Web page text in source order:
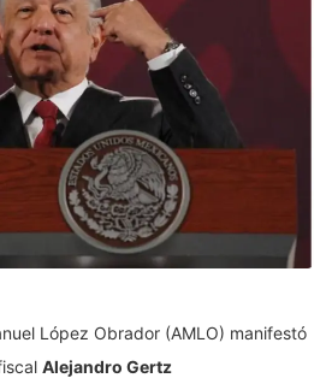
López Obrador (AMLO) manifestó
Alejandro Gertz